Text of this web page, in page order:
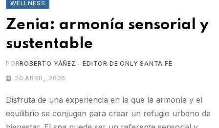
WELLNESS
Zenia: armonía sensorial y
sustentable
PORROBERTO YÁÑEZ - EDITOR DE ONLY SANTA FE
20 ABRIL, 2026
Disfruta de una experiencia en la que la armonía y el
equilibrio se conjugan para crear un refugio urbano de